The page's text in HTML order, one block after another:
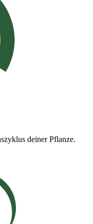
deiner Pflanze.